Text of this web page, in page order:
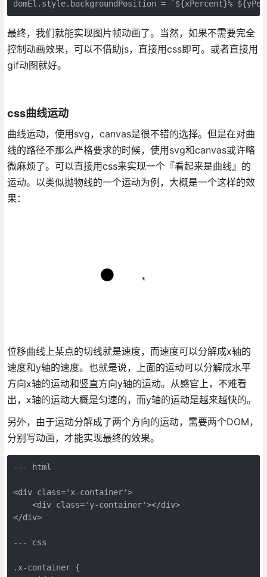
domEl.style.backgroundPosition = `${xPercent}%
最终，我们就能实现图片帧动画了。当然，如果不需要完全
控制动画效果，可以不借助js，直接用css即可。或者直接用
gif动图就好。
css曲线运动
曲线运动，使用svg，canvas是很不错的选择。但是在对曲
线的路径不那么严格要求的时候，使用svg和canvas或许略
微麻烦了。可以直接用css来实现一个『看起来是曲线』的
运动。以类似抛物线的一个运动为例，大概是一个这样的效
果：
位移曲线上某点的切线就是速度，而速度可以分解成x轴的
速度和y轴的速度。也就是说，上面的运动可以分解成水平
方向x轴的运动和竖直方向y轴的运动。从感官上，不难看
出，x轴的运动大概是匀速的，而y轴的运动是越来越快的。
另外，由于运动分解成了两个方向的运动，需要两个DOM，
分别写动画，才能实现最终的效果。
--- html
<div class='x-container'>
    <div class='y-container'></div>
</div>
--- css
.x-container {